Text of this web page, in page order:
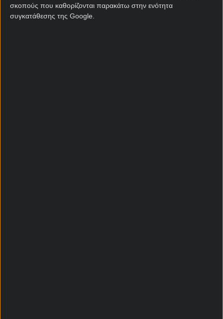
σκοπούς που καθορίζονται παρακάτω στην ενότητα
συγκατάθεσης της Google.
Λαμβάνοντας υπόψη ταστατιστικά, το φυσιολογικό
για εμάς θα ήταν ο άσος να τιμάται γύρω στο 1.30.